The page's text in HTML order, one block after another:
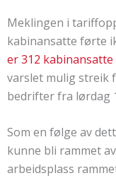
Meklingen i
kabinansatte førte
er 312
varslet mulig streik
bedrifter fra lørdag
Som en følge av
kunne bli rammet
arbeidsplass